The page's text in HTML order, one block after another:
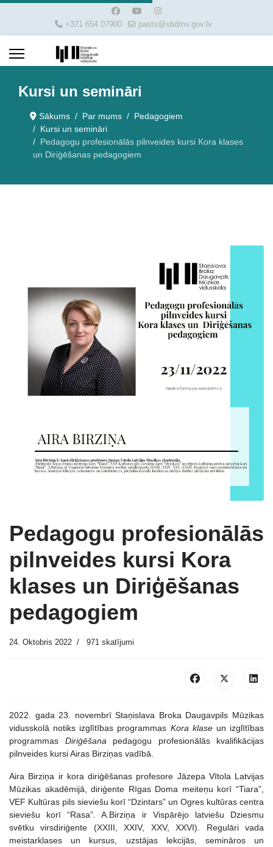
+371 654 07900 pasts@sbdmv.gov.lv
Kursi un semināri
Sākums Par mums
Pedagogiem
Kursi un semināri
Pedagogu profesionālās pilnveides kursi Kora klases
un Diriģēšanas pedagogiem
Pedagogu profesionālās
pilnveides kursi Kora
klases un Diriģēšanas
pedagogiem
24. Oktobris 2022 971 skatījumi
2022. gada 23. novembrī Staņislava Broka Daugavpils Mūzikas
vidusskolā notiks izglītības programmas Kora klase un izglītības
programmas Diriģēšana pedagogu profesionālās kvalifikācijas
pilnveides kursi Airas Birziņas vadībā.
Aira Birziņa ir kora diriģēšanas profesore Jāzepa Vītola Latvijas
Mūzikas akadēmijā, diriģente Rīgas Doma meiteņu korī “Tiara”,
VEF Kultūras pils sieviešu korī “Dzintars” un Ogres kultūras centra
sieviešu korī “Rasa”. A.Birziņa ir Vispārējo latviešu Dziesmu
svētku virsdiriģente (XXIII, XXIV, XXV, XXVI). Regulāri vada
meistarklases un kursus, uzstājas lekcijās, semināros un